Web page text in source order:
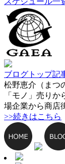
ブログトップ記
松野恵介（まつ
「モノ」売り
場企業から商店
>>続きはこちら